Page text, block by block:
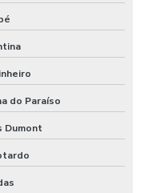
do Paraíso
Dumont